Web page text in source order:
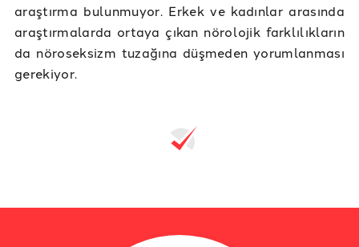
araştırma bulunmuyor. Erkek ve kadınlar arasında
araştırmalarda ortaya çıkan nörolojik farklılıkların
da nöroseksizm tuzağına düşmeden yorumlanması
gerekiyor.